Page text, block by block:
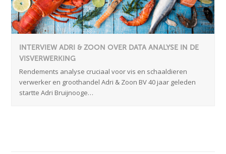
INTERVIEW ADRI & ZOON OVER DATA ANALYSE IN DE
VISVERWERKING
Rendements analyse cruciaal voor vis en schaaldieren
verwerker en groothandel Adri & Zoon BV 40 jaar geleden
startte Adri Bruijnooge…